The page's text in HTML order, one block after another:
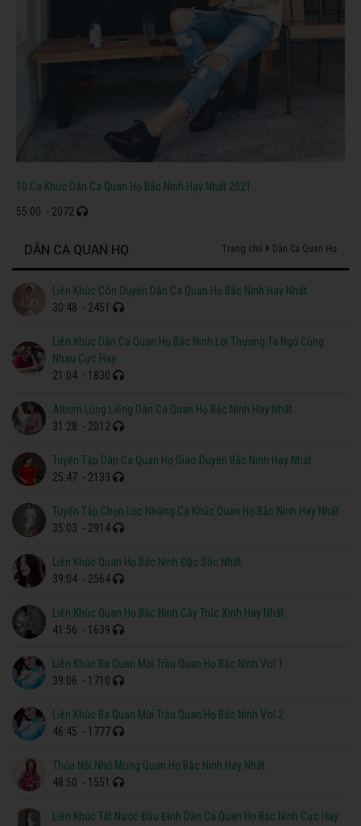
10 Ca Khúc Dân Ca Quan Họ Bắc Ninh Hay Nhất 2021
55:00 - 2072
DÂN CA QUAN HỌ Trang chủ Dân Ca Quan Họ
Liên Khúc Còn Duyên Dân Ca Quan Họ Bắc Ninh Hay Nhất
30:48 - 2451
Liên Khúc Dân Ca Quan Họ Bắc Ninh Lời Thương Ta Ngỏ Cùng
Nhau Cực Hay
21:04 - 1830
Album Lúng Liếng Dân Ca Quan Họ Bắc Ninh Hay Nhất
31:28 - 2012
Tuyển Tập Dân Ca Quan Họ Giao Duyên Bắc Ninh Hay Nhất
25:47 - 2133
Tuyển Tập Chọn Lọc Những Ca Khúc Quan Họ Bắc Ninh Hay Nhất
35:03 - 2914
Liên Khúc Quan Họ Bắc Ninh Đặc Sắc Nhất
39:04 - 2564
Liên Khúc Quan Họ Bắc Ninh Cây Trúc Xinh Hay Nhất
41:56 - 1639
Liên Khúc Ba Quan Mời Trầu Quan Họ Bắc Ninh Vol 1
39:06 - 1710
Liên Khúc Ba Quan Mời Trầu Quan Họ Bắc Ninh Vol 2
46:45 - 1777
Thỏa Nỗi Nhớ Mong Quan Họ Bắc Ninh Hay Nhất
48:50 - 1551
Liên Khúc Tát Nước Đầu Đình Dân Ca Quan Họ Bắc Ninh Cực Hay